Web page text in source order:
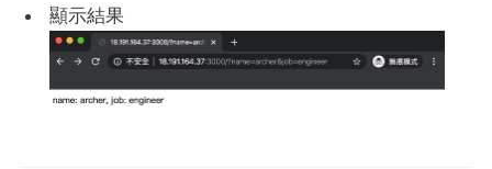
顯示結果